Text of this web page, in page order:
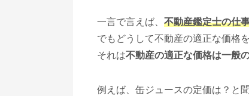
一言で言えば、 不動産鑑定士の仕
でもどうして不動産の適正な価格
それは不動産の適正な価格は一般
例えば、缶ジュースの定価は？と